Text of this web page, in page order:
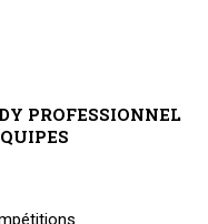
PROFESSIONNEL